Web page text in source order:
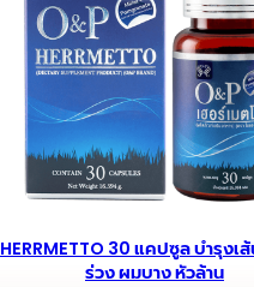
HERRMETTO 30 แคปซูล บำรุงเ
ร่วง ผมบาง หัวล้าน